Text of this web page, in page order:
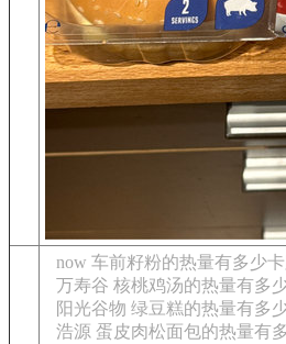
now 车前籽粉的热量有多少
万寿谷 核桃鸡汤的热量有多
阳光谷物 绿豆糕的热量有多
浩源 蛋皮肉松面包的热量有